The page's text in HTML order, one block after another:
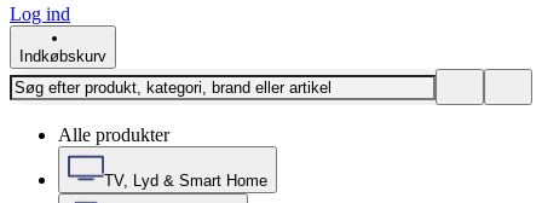
Log ind
Indkøbskurv
Alle produkter
TV, Lyd & Smart Home